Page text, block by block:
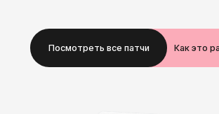
Посмотреть все патчи